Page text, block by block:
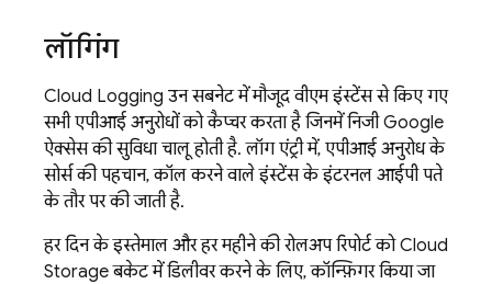
लॉगिंग
Cloud Logging उन सबनेट में मौजूद वीएम इंस्टेंस से किए गए
सभी एपीआई अनुरोधों को कैप्चर करता है जिनमें निजी Google
ऐक्सेस की सुविधा चालू होती है. लॉग एंट्री में, एपीआई अनुरोध के
सोर्स की पहचान, कॉल करने वाले इंस्टेंस के इंटरनल आईपी पते
के तौर पर की जाती है.
हर दिन के इस्तेमाल और हर महीने की रोलअप रिपोर्ट कोCloud
Storageबकेट में डिलीवर करने के लिए, कॉन्फ़िगर किया जा